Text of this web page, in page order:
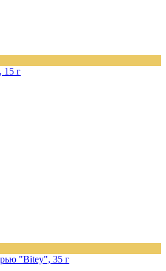
15 г
"Bitey", 35 г